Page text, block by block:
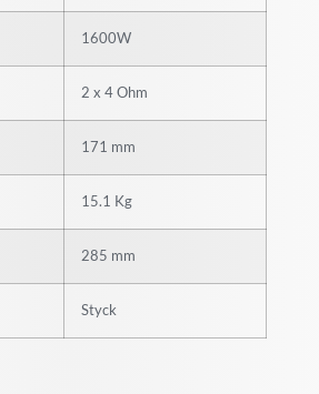
1600W
2 x 4 Ohm
171 mm
15.1 Kg
285 mm
Styck